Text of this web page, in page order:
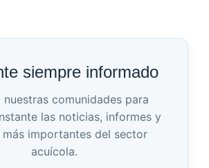
siempre informado
nuestras comunidades para
las noticias, informes y
más importantes del sector
acuícola.